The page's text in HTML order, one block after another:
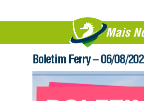
Mais
Boletim Ferry – 06/08/